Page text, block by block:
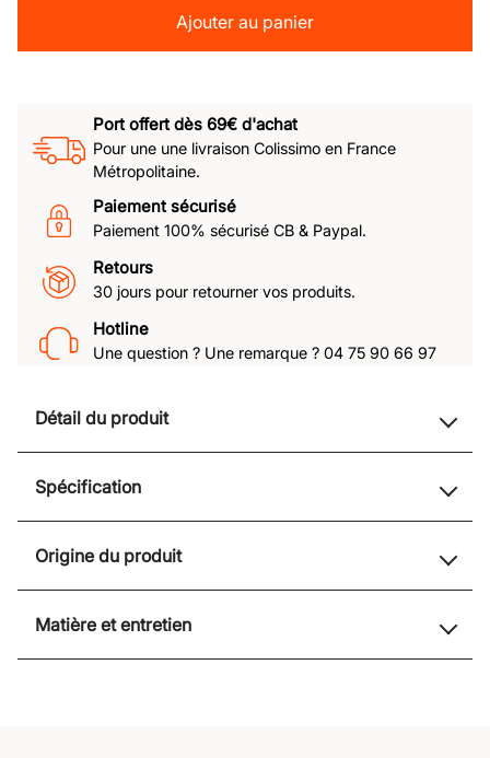
Ajouter au panier
Port offert dès 69€ d'achat
Pour une une livraison Colissimo en France
Métropolitaine.
Paiement sécurisé
Paiement 100% sécurisé CB & Paypal.
Retours
30 jours pour retourner vos produits.
Hotline
Une question ? Une remarque ? 04 75 90 66 97
Détail du produit
Spécification
Origine du produit
Matière et entretien